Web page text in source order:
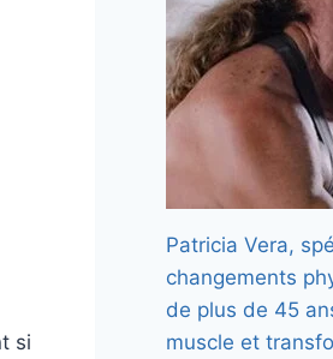
si
Patricia Vera,
changements
de plus de 45
muscle et